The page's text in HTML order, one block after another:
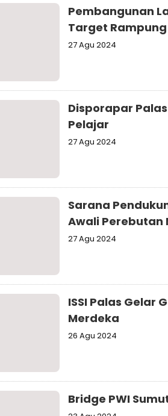
Pembangunan
Target
27 Agu 2024
Disporapar
Pelajar
27 Agu 2024
Sarana
Awali Perebutan
27 Agu 2024
ISSI Palas Gelar
Merdeka
26 Agu 2024
Bridge PWI